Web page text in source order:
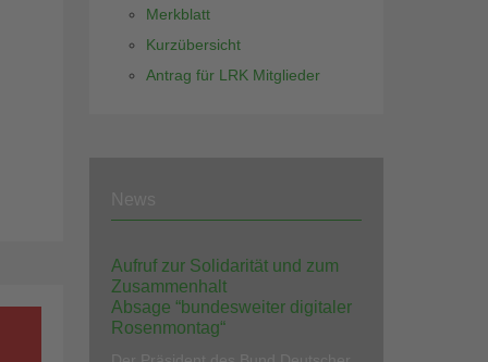
Merkblatt
Kurzübersicht
Antrag für LRK Mitglieder
Aufruf zur Solidarität und zum
Zusammenhalt
Absage “bundesweiter digitaler
Rosenmontag“